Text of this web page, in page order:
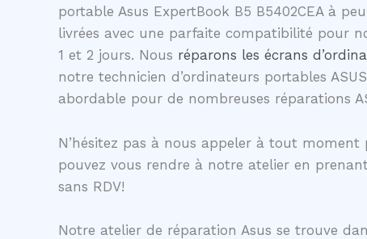
portable Asus ExpertBook B5 B5402CEA à
livrées avec une parfaite compatibilité pour
1 et 2 jours. Nous réparons les écrans
notre technicien d’ordinateurs portables
abordable pour de nombreuses réparations
N’hésitez pas à nous appeler à tout moment
pouvez vous rendre à notre atelier en
sans RDV!
Notre atelier de réparation Asus se trouve